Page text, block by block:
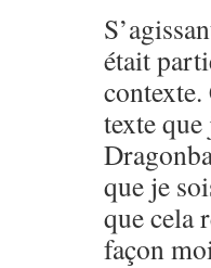
était
texte
que je
que cela
façon